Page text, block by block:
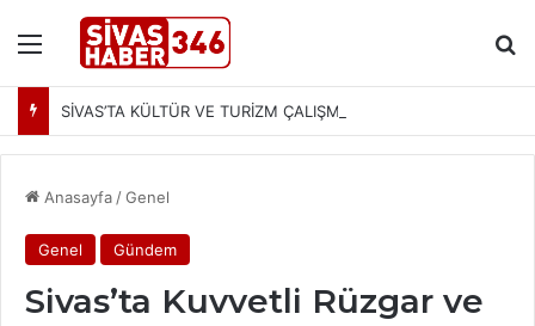
Menü
Anasayfa /Genel
Genel Gündem
Sivas’ta Kuvvetli Rüzgar ve